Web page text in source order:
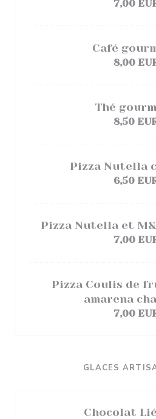
7,00
Café
8,00
Thé
8,50
Pizza Nutella
6,50
Pizza Nutella et
7,00
Pizza Coulis de
amarena
7,00
GLACES
Chocolat